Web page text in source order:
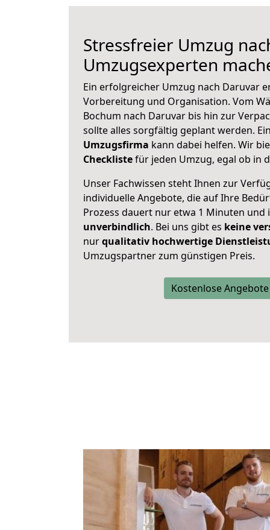
Stressfreier Umzug
Umzugsexperten
Ein erfolgreicher Umzug nach Daruvar
Vorbereitung und Organisation. Vom
Bochum nach Daruvar bis hin zur
sollte alles sorgfältig geplant werden.
Umzugsfirma kann dabei helfen. Wir
Checklistefür jeden Umzug, egal ob in
Unser Fachwissen steht Ihnen zur
individuelle Angebote, die auf Ihre
Prozess dauert nur etwa 1 Minuten und
unverbindlich. Bei uns gibt es keine
nurqualitativ hochwertige
Umzugspartner zum günstigen Preis.
Kostenlose